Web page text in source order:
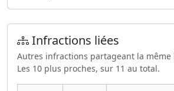
Infractions liées
Autres infractions partageant la même
Les 10 plus proches, sur 11 au total.